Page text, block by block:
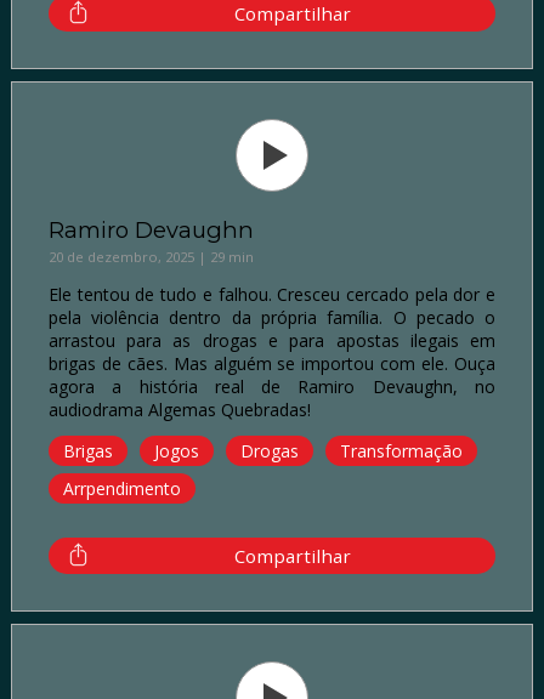
Compartilhar
Ramiro Devaughn
20 de dezembro, 2025 | 29 min
Ele tentou de tudo e falhou. Cresceu cercado pela dor e
pela violência dentro da própria família. O pecado o
arrastou para as drogas e para apostas ilegais em
brigas de cães. Mas alguém se importou com ele. Ouça
agora a história real de Ramiro Devaughn, no
audiodrama Algemas Quebradas!
Brigas
Jogos Drogas
Transformação
Arrpendimento
Compartilhar